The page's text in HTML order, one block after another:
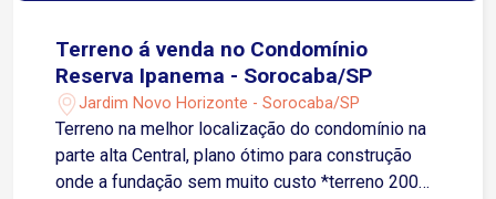
Terreno á venda no Condomínio
Reserva Ipanema - Sorocaba/SP
Jardim Novo Horizonte - Sorocaba/SP
Terreno na melhor localização do condomínio na
parte alta Central, plano ótimo para construção
onde a fundação sem muito custo *terreno 200